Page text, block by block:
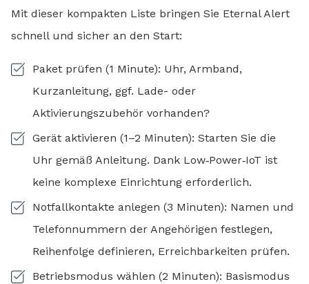
Mit dieser kompakten Liste bringen Sie Eternal Alert
schnell und sicher an den Start:
Paket prüfen (1 Minute): Uhr, Armband,
Kurzanleitung, ggf. Lade- oder
Aktivierungszubehör vorhanden?
Gerät aktivieren (1–2 Minuten): Starten Sie die
Uhr gemäß Anleitung. Dank Low‑Power‑IoT ist
keine komplexe Einrichtung erforderlich.
Notfallkontakte anlegen (3 Minuten): Namen und
Telefonnummern der Angehörigen festlegen,
Reihenfolge definieren, Erreichbarkeiten prüfen.
Betriebsmodus wählen (2 Minuten): Basismodus